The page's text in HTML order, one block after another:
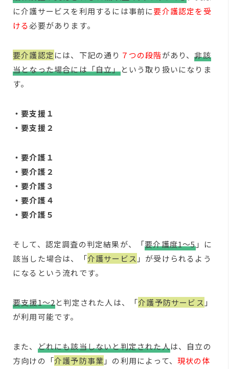
に介護サービスを利用するには事前に要介護認定を受
ける必要があります。
要介護認定には、下記の通り ７つの段階があり、非該
当となった場合には「自立」という取り扱いになりま
す。
・要支援１
・要支援２
・要介護１
・要介護２
・要介護３
・要介護４
・要介護５
そして、認定調査の判定結果が、「要介護度1～5」に
該当した場合は、「介護サービス 」が受けられるよう
になるという流れです。
要支援1～2と判定された人は、「介護予防サービス 」
が利用可能です。
また、 どれにも該当しないと判定された人は、自立の
方向けの「介護予防事業 」の利用によって、現状の体